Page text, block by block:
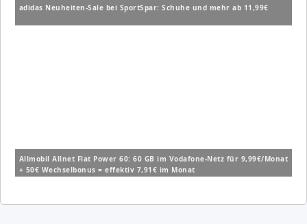
adidas Neuheiten-Sale bei SportSpar: Schuhe und mehr ab 11,99€
Allmobil Allnet Flat Power 60: 60 GB im Vodafone-Netz für 9,99€/Monat
+ 50€ Wechselbonus = effektiv 7,91€ im Monat